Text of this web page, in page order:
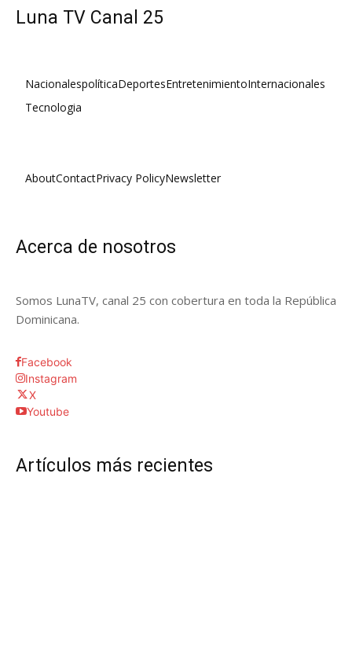
Luna TV Canal 25
NacionalespolíticaDeportesEntretenimientoInternacionales
Tecnologia
AboutContactPrivacy PolicyNewsletter
Acerca de nosotros
Somos LunaTV, canal 25 con cobertura en toda la República
Dominicana.
Facebook
Instagram
X
Youtube
Artículos más recientes